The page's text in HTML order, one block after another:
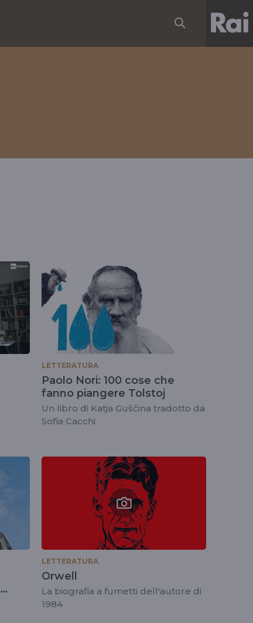
LETTERATURA
Paolo Nori: 100 cose che
fanno piangere Tolstoj
Un libro di Katja Guščina tradotto da
Sofia Cacchi
LETTERATURA
Orwell
La biografia a fumetti dell'autore di
1984